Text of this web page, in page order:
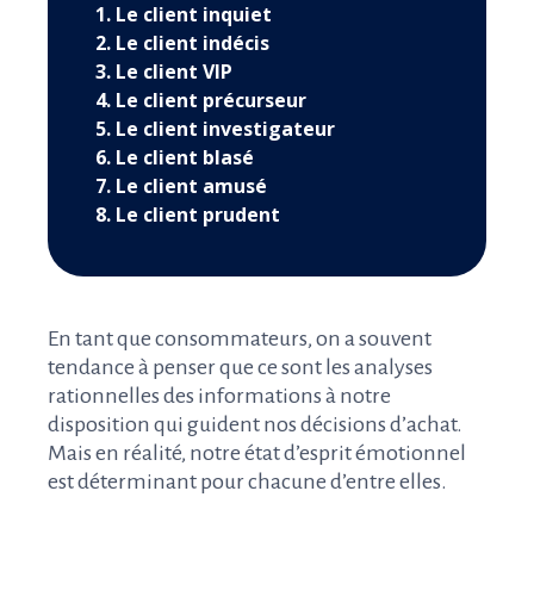
1. Le client inquiet
2. Le client indécis
3. Le client VIP
4. Le client précurseur
5. Le client investigateur
6. Le client blasé
7. Le client amusé
8. Le client prudent
En tant que consommateurs, on a souvent
tendance à penser que ce sont les analyses
rationnelles des informations à notre
disposition qui guident nos décisions d’achat.
Mais en réalité, notre état d’esprit émotionnel
est déterminant pour chacune d’entre elles.